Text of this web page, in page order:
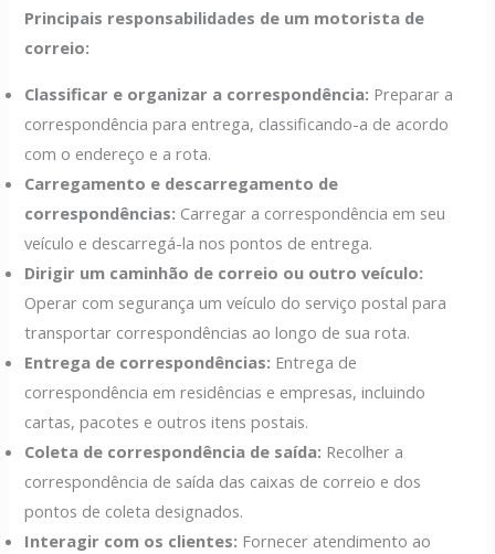
Principais responsabilidades de um motorista de
correio:
Classificar e organizar a correspondência: Preparar a
correspondência para entrega, classificando-a de acordo
com o endereço e a rota.
Carregamento e descarregamento de
correspondências: Carregar a correspondência em seu
veículo e descarregá-la nos pontos de entrega.
Dirigir um caminhão de correio ou outro veículo:
Operar com segurança um veículo do serviço postal para
transportar correspondências ao longo de sua rota.
Entrega de correspondências: Entrega de
correspondência em residências e empresas, incluindo
cartas, pacotes e outros itens postais.
Coleta de correspondência de saída: Recolher a
correspondência de saída das caixas de correio e dos
pontos de coleta designados.
Interagir com os clientes: Fornecer atendimento ao